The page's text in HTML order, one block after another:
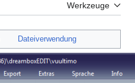
Werkzeuge
Dateiverwendung